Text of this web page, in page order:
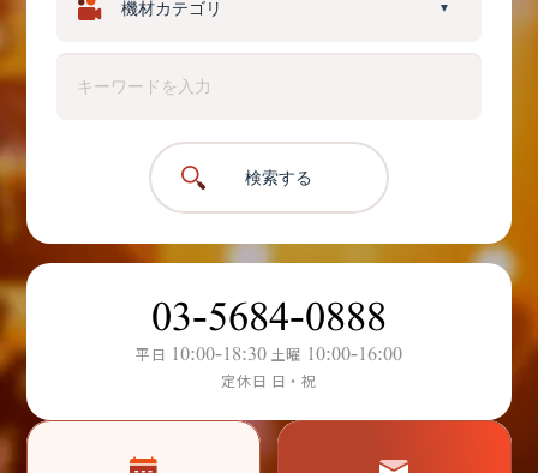
▼
検索する
03-5684-0888
平日 10:00-18:30 土曜 10:00-16:00
定休日 日・祝